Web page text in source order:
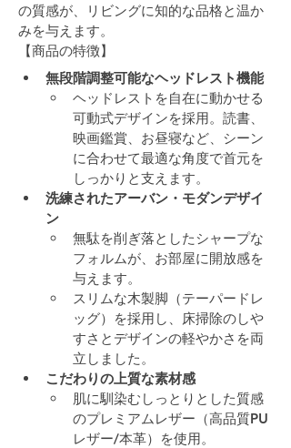
の質感が、リビングに知的な品格と温か
みを与えます。
【商品の特徴】
無段階調整可能なヘッドレスト機能
ヘッドレストを自在に動かせる
可動式デザインを採用。読書、
映画鑑賞、お昼寝など、シーン
に合わせて最適な角度で首元を
しっかりと支えます。
洗練されたアーバン・モダンデザイ
ン
無駄を削ぎ落としたシャープな
フォルムが、お部屋に開放感を
与えます。
スリムな木製脚（テーパードレ
ッグ）を採用し、床掃除のしや
すさとデザインの軽やかさを両
立しました。
こだわりの上質な素材感
肌に馴染むしっとりとした質感
のプレミアムレザー（高品質PU
レザー/本革）を使用。